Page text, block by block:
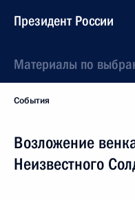
Президент России
Материалы по
События
Возложение
Неизвестного